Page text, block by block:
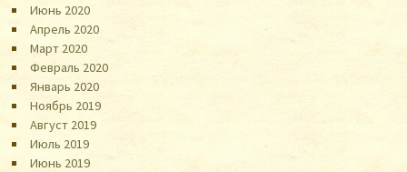
Июнь 2020
Апрель 2020
Март 2020
Февраль 2020
Январь 2020
Ноябрь 2019
Август 2019
Июль 2019
Июнь 2019